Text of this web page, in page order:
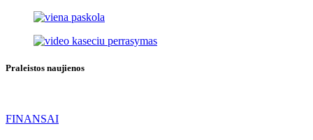
Praleistos naujienos
FINANSAI